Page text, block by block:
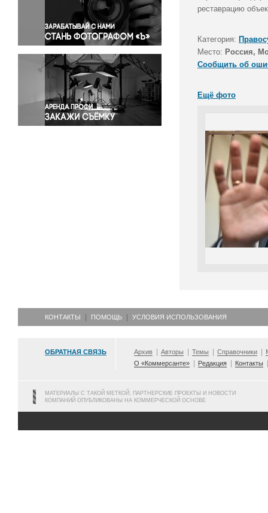
Правосудие
Происшествия и конфликты
Религия
Светская жизнь
Спорт
Экология
Экономика и бизнес
реставрацию
Категория:
Место: Россия,
Сообщить об
Ещё фото
КОНТАКТЫ ПОМОЩЬ УСЛОВИЯ ИСПОЛЬЗОВАНИЯ
ОБРАТНАЯ СВЯЗЬ Архив Авторы Темы Справочники
О «Коммерсанте»
Редакция Контакты
МАТЕРИАЛЫ С ТАКОЙ МЕТКОЙ, ПАРТНЕРСКИЕ ПРОЕКТЫ И НОВОСТИ
КОМПАНИЙ ОПУБЛИКОВАНЫ НА КОММЕРЧЕСКОЙ ОСНОВЕ